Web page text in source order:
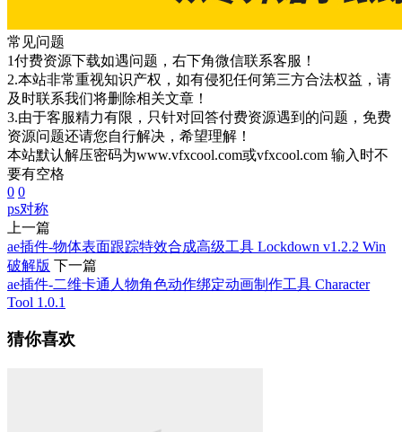
常见问题
1付费资源下载如遇问题，右下角微信联系客服！
2.本站非常重视知识产权，如有侵犯任何第三方合法权益，请
及时联系我们将删除相关文章！
3.由于客服精力有限，只针对回答付费资源遇到的问题，免费
资源问题还请您自行解决，希望理解！
本站默认解压密码为www.vfxcool.com或vfxcool.com 输入时不
要有空格
0 0
ps对称
上一篇
ae插件-物体表面跟踪特效合成高级工具 Lockdown v1.2.2 Win
破解版 下一篇
ae插件-二维卡通人物角色动作绑定动画制作工具 Character
Tool 1.0.1
猜你喜欢